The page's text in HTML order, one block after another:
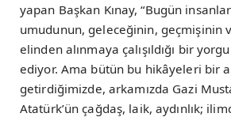
yapan Başkan Kınay, “Bugün
umudunun, geleceğinin, geçmişinin
elinden alınmaya çalışıldığı bir
ediyor. Ama bütün bu hikâyeleri bir
getirdiğimizde, arkamızda Gazi
Atatürk’ün çağdaş, laik, aydınlık;